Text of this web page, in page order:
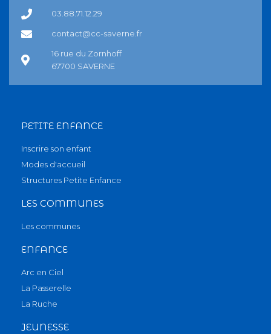
03.88.71.12.29
contact@cc-saverne.fr
16 rue du Zornhoff
67700 SAVERNE
PETITE ENFANCE
Inscrire son enfant
Modes d'accueil
Structures Petite Enfance
LES COMMUNES
Les communes
ENFANCE
Arc en Ciel
La Passerelle
La Ruche
JEUNESSE